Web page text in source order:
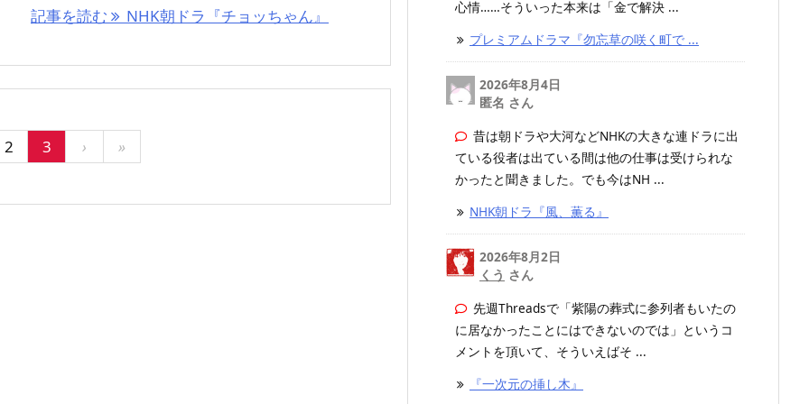
記事を読む NHK朝ドラ『チョッちゃん』
2 3 › »
心情……そういった本来は「金で解決 ...
プレミアムドラマ『勿忘草の咲く町で ...
2026年8月4日
匿名 さん
昔は朝ドラや大河などNHKの大きな連ドラに出
ている役者は出ている間は他の仕事は受けられな
かったと聞きました。でも今はNH ...
NHK朝ドラ『風、薫る』
2026年8月2日
くう さん
先週Threadsで「紫陽の葬式に参列者もいたの
に居なかったことにはできないのでは」というコ
メントを頂いて、そういえばそ ...
『一次元の挿し木』